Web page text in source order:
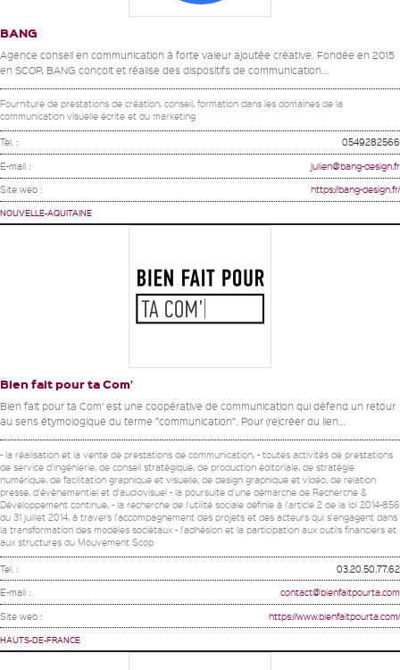
BANG
Agence conseil en communication à forte valeur ajoutée créative. Fondée en 2015
en SCOP, BANG conçoit et réalise des dispositifs de communication...
Fourniture de prestations de création, conseil, formation dans les domaines de la
communication visuelle écrite et du marketing
Tel. : 0549282566
E-mail : julien@bang-design.fr
Site web : https://bang-design.fr/
NOUVELLE-AQUITAINE
Bien fait pour ta Com’
Bien fait pour ta Com’ est une coopérative de communication qui défend un retour
au sens étymologique du terme “communication”. Pour (re)créer du lien...
- la réalisation et la vente de prestations de communication, - toutes activités de prestations
de service d'ingénierie, de conseil stratégique, de production éditoriale, de stratégie
numérique, de facilitation graphique et visuelle, de design graphique et vidéo, de relation
presse, d'évènementiel et d'audiovisuel - la poursuite d'une démarche de Recherche &
Développement continue, - la recherche de l'utilité sociale définie à l'article 2 de la loi 2014-856
du 31 juillet 2014, à travers l'accompagnement des projets et des acteurs qui s'engagent dans
la transformation des modèles sociétaux - l'adhésion et la participation aux outils financiers et
aux structures du Mouvement Scop
Tel. : 03.20.50.77.62
E-mail : contact@bienfaitpourta.com
Site web : https://www.bienfaitpourta.com/
HAUTS-DE-FRANCE